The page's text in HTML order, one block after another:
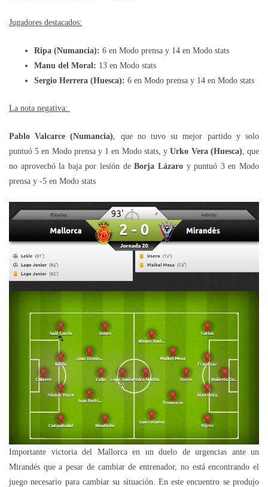
Jugadores destacados:
Ripa (Numancia): 6 en Modo prensa y 14 en Modo stats
Manu del Moral: 13 en Modo stats
Sergio Herrera (Huesca): 6 en Modo prensa y 14 en Modo stats
La nota negativa:
Pablo Valcarce (Numancia), que no tuvo su mejor partido y solo
puntuó 5 en Modo prensa y 1 en Modo stats, yUrko Vera (Huesca), que
no aprovechó la baja por lesión deBorja Lázaroy puntuó 3 en Modo
prensa y -5 en Modo stats
Importante victoria del Mallorca en un duelo de urgencias ante un
Mirandés que a pesar de cambiar de entrenador, no está encontrando el
juego necesario para cambiar su situación. En este encuentro se produjo